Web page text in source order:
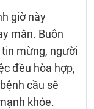
giờ này
mắn. Buôn
tin mừng, người
đều hòa hợp,
cầu sẽ
khỏe.